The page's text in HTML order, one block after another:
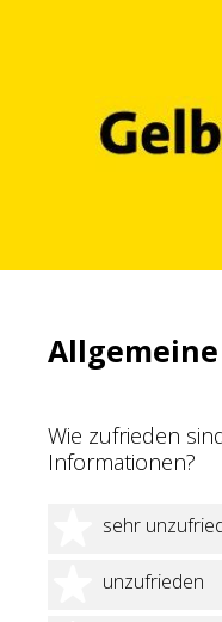
Wie zufrieden
Informationen?
sehr
1
unzufrieden
2 Sterne